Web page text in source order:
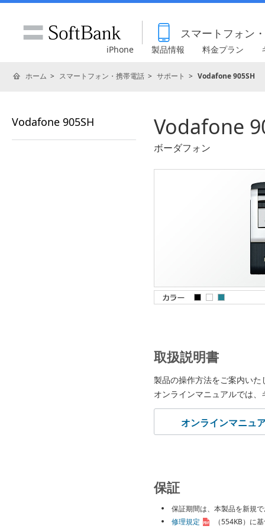
スマートフォン
iPhone 製品情報 料金プラン
ホーム スマートフォン・携帯電話 サポート Vodafone 905SH
Vodafone
ボーダフォン
取扱説明書
製品の操作方法をご案内い
オンラインマニュアルでは
オンラインマニュ
保証
保証期間は、本製品を新規
修理規定
（554KB） に
Vodafone 905SH